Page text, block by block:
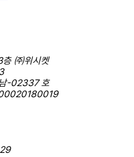
층 ㈜위시켓
-02337 호